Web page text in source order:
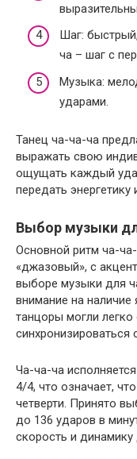
Шаг:
ча – шаг с
Музыка:
ударами.
Танец ча-ча-ча
выражать свою
ощущать каждый
передать энергетику
Выбор музыки
Основной ритм ча-ча-
«джазовый», с
выборе музыки для
внимание на
танцоры могли
синхронизироваться
Ча-ча-ча
4/4, что означает,
четверти. Принято
до 136 ударов в
скорость и динамику